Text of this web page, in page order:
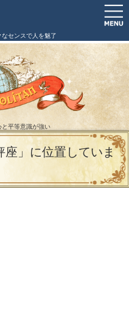
センスで人を魅了
平等意識が強い
座」に位置していま